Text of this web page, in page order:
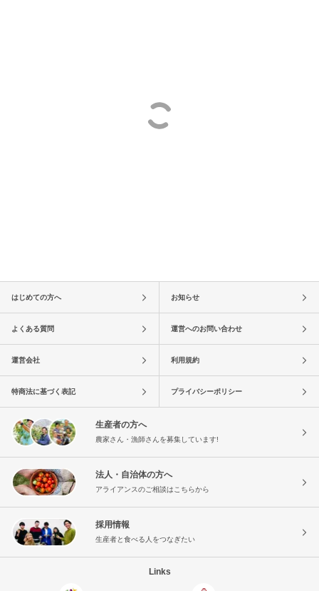
はじめての方へ お知らせ
よくある質問 運営へのお問い合わせ
運営会社 利用規約
特商法に基づく表記 プライバシーポリシー
生産者の方へ
農家さん・漁師さんを募集しています!
法人・自治体の方へ
アライアンスのご相談はこちらから
採用情報
生産者と食べる人をつなぎたい
Links